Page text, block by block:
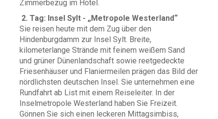
Zimmerbezug im Hotel.
2. Tag: Insel Sylt - „Metropole Westerland“
Sie reisen heute mit dem Zug über den
Hindenburgdamm zur Insel Sylt. Breite,
kilometerlange Strände mit feinem weißem Sand
und grüner Dünenlandschaft sowie reetgedeckte
Friesenhäuser und Flaniermeilen prägen das Bild der
nördlichsten deutschen Insel. Sie unternehmen eine
Rundfahrt ab List mit einem Reiseleiter. In der
Inselmetropole Westerland haben Sie Freizeit.
Gönnen Sie sich einen leckeren Mittagsimbiss,